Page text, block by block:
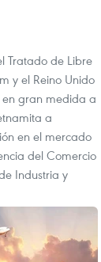
Tratado de Libre
y el Reino Unido
en gran medida a
a
en el mercado
del Comercio
Industria y